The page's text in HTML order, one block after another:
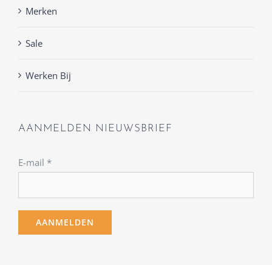
Merken
Sale
Werken Bij
AANMELDEN NIEUWSBRIEF
E-mail *